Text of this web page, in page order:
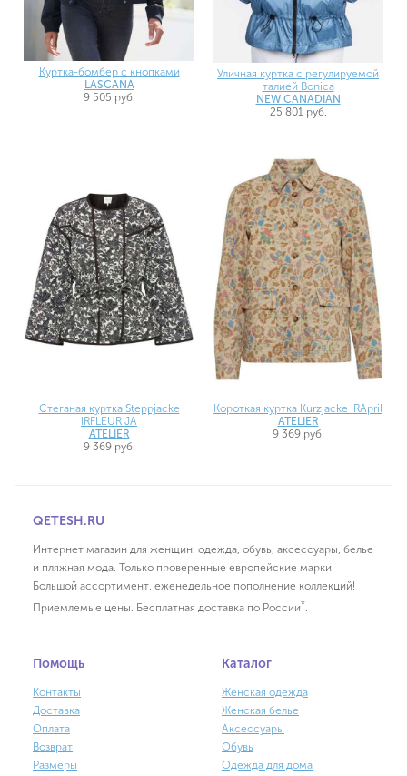
Куртка-бомбер с кнопками
LASCANA
9 505 руб.
Уличная куртка с регулируемой
талией Bonica
NEW CANADIAN
25 801 руб.
Стеганая куртка Steppjacke
IRFLEUR JA
ATELIER
9 369 руб.
Короткая куртка Kurzjacke IRApril
ATELIER
9 369 руб.
QETESH.RU
Интернет магазин для женщин: одежда, обувь, аксессуары, белье
и пляжная мода. Только проверенные европейские марки!
Большой ассортимент, еженедельное пополнение коллекций!
Приемлемые цены. Бесплатная доставка по России*.
Помощь
Контакты
Доставка
Оплата
Возврат
Размеры
Каталог
Женская одежда
Женская белье
Аксессуары
Обувь
Одежда для дома